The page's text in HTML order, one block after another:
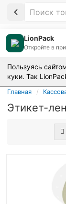
LionPack
Пользуясь
куки. Так
Главная
Этикет-